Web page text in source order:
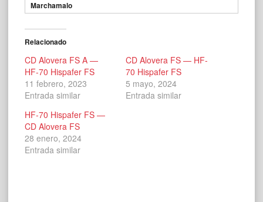
Marchamalo
Relacionado
CD Alovera FS A —
HF-70 Hispafer FS
11 febrero, 2023
Entrada similar
CD Alovera FS — HF-
70 Hispafer FS
5 mayo, 2024
Entrada similar
HF-70 Hispafer FS —
CD Alovera FS
28 enero, 2024
Entrada similar